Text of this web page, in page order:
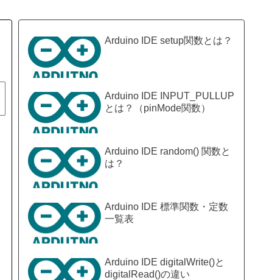
Arduino IDE setup関数とは？
Arduino IDE INPUT_PULLUP
とは？（pinMode関数）
Arduino IDE random() 関数と
は？
Arduino IDE 標準関数・定数
一覧表
Arduino IDE digitalWrite()と
digitalRead()の違い